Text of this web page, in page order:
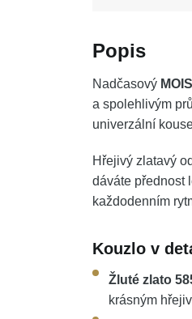
Popis
Nadčasový
a spolehlivým
univerzální
Hřejivý zlatavý
dáváte přednost
každodenním
Kouzlo v
Žluté zlato
krásným